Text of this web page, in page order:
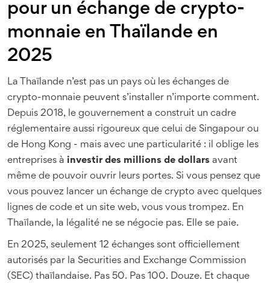
pour un échange de crypto-
monnaie en Thaïlande en
2025
La Thaïlande n’est pas un pays où les échanges de
crypto-monnaie peuvent s’installer n’importe comment.
Depuis 2018, le gouvernement a construit un cadre
réglementaire aussi rigoureux que celui de Singapour ou
de Hong Kong - mais avec une particularité : il oblige les
entreprises à investir des millions de dollars avant
même de pouvoir ouvrir leurs portes. Si vous pensez que
vous pouvez lancer un échange de crypto avec quelques
lignes de code et un site web, vous vous trompez. En
Thaïlande, la légalité ne se négocie pas. Elle se paie.
En 2025, seulement 12 échanges sont officiellement
autorisés par la Securities and Exchange Commission
(SEC) thaïlandaise. Pas 50. Pas 100. Douze. Et chaque